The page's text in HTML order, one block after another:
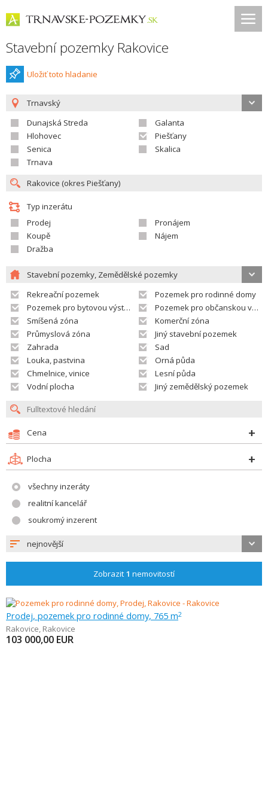
Stavební pozemky Rakovice
Uložiť toto hladanie
Trnavský
Dunajská Streda
Galanta
Hlohovec
Piešťany
Senica
Skalica
Trnava
Typ inzerátu
Prodej
Pronájem
Koupě
Nájem
Dražba
Stavební pozemky, Zemědělské pozemky
Rekreační pozemek
Pozemek pro rodinné domy
Pozemek pro bytovou výstavbu
Pozemek pro občanskou vybavenost
Smíšená zóna
Komerční zóna
Průmyslová zóna
Jiný stavební pozemek
Zahrada
Sad
Louka, pastvina
Orná půda
Chmelnice, vinice
Lesní půda
Vodní plocha
Jiný zemědělský pozemek
Cena
Plocha
všechny inzeráty
realitní kancelář
soukromý inzerent
nejnovější
Zobrazit 1 nemovitostí
Prodej, pozemek pro rodinné domy, 765 m2
Rakovice, Rakovice
103 000,00 EUR